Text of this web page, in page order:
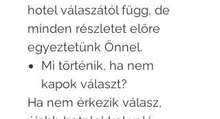
hotel válaszától függ, de
minden részletet előre
egyeztetünk Önnel.
Mi történik, ha nem
kapok választ?
Ha nem érkezik válasz,